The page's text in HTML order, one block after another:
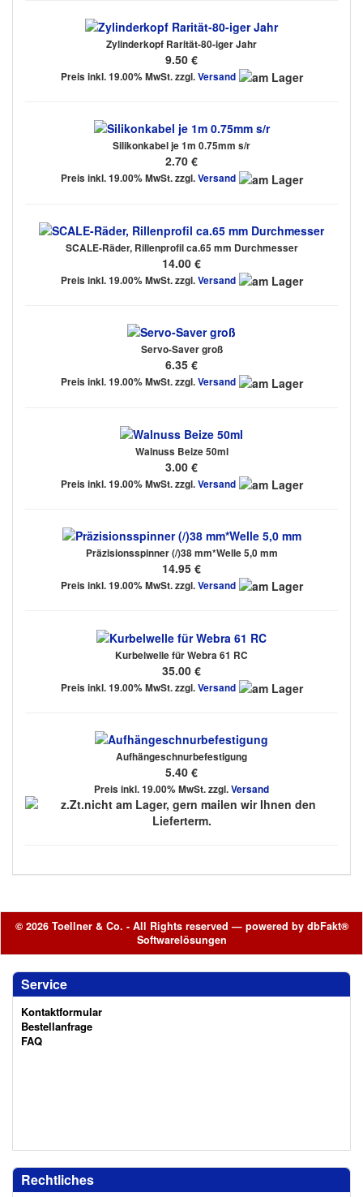
Zylinderkopf Rarität-80-iger Jahr
9.50 €
Preis inkl. 19.00% MwSt. zzgl.Versand
Silikonkabel je 1m 0.75mm s/r
2.70 €
Preis inkl. 19.00% MwSt. zzgl.Versand
SCALE-Räder, Rillenprofil ca.65 mm Durchmesser
14.00 €
Preis inkl. 19.00% MwSt. zzgl.Versand
Servo-Saver groß
6.35 €
Preis inkl. 19.00% MwSt. zzgl.Versand
Walnuss Beize 50ml
3.00 €
Preis inkl. 19.00% MwSt. zzgl.Versand
Präzisionsspinner (/)38 mm*Welle 5,0 mm
14.95 €
Preis inkl. 19.00% MwSt. zzgl.Versand
Kurbelwelle für Webra 61 RC
35.00 €
Preis inkl. 19.00% MwSt. zzgl.Versand
Aufhängeschnurbefestigung
5.40 €
Preis inkl. 19.00% MwSt. zzgl.Versand
© 2026 Toellner & Co. - All Rights reserved — powered by dbFakt®
Softwarelösungen
Service
Kontaktformular
Bestellanfrage
FAQ
Rechtliches